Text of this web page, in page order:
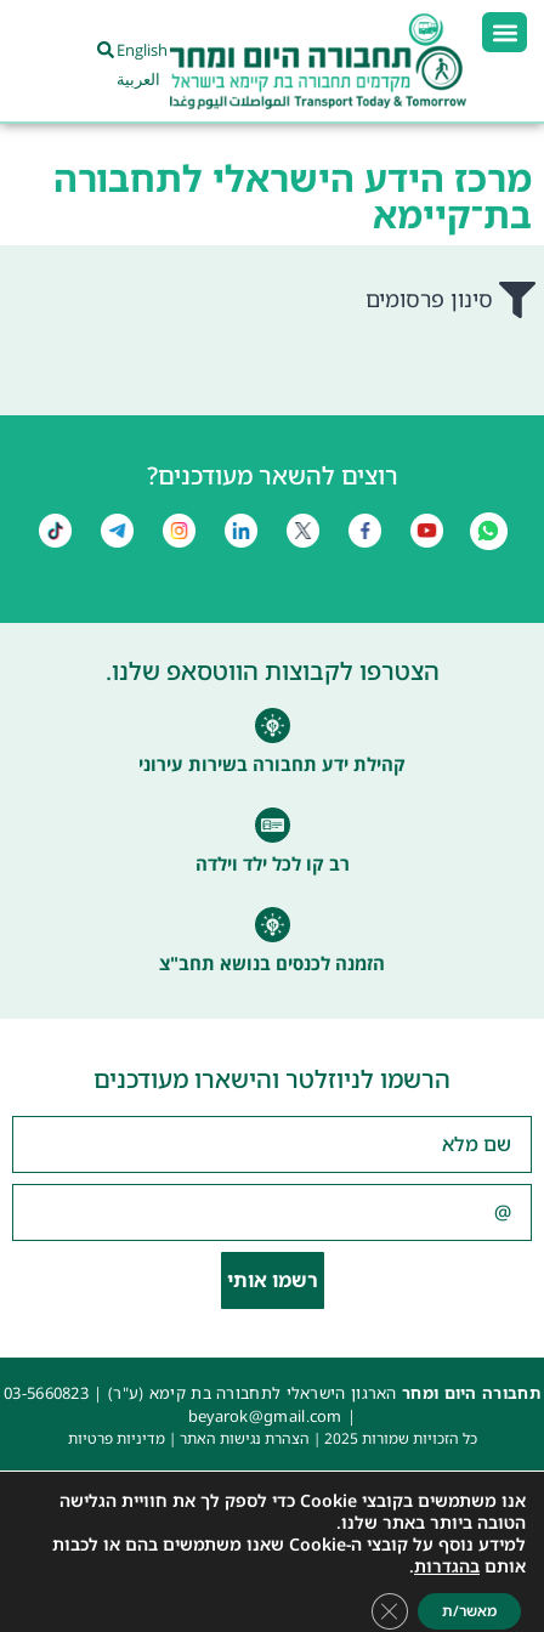
English
العربية
מרכז הידע הישראלי לתחבורה
בת־קיימא
סינון פרסומים
רוצים להשאר מעודכנים?
הצטרפו לקבוצות הווטסאפ שלנו.
קהילת ידע תחבורה בשירות עירוני
רב קו לכל ילד וילדה
הזמנה לכנסים בנושא תחב"צ
הרשמו לניוזלטר והישארו מעודכנים
רשמו אותי
תחבורה היום ומחרהארגון הישראלי לתחבורה בת קימא (ע"ר) | 03-5660823
|
beyarok@gmail.com
כל הזכויות שמורות 2025 | הצהרת נגישות האתר |מדיניות פרטיות
אנו משתמשים בקובצי Cookie כדי לספק לך את חוויית הגלישה
הטובה ביותר באתר שלנו.
למידע נוסף על קובצי ה-Cookie שאנו משתמשים בהם או לכבות
אותם בהגדרות.
מאשר/ת Close GDPR Cookie Banner